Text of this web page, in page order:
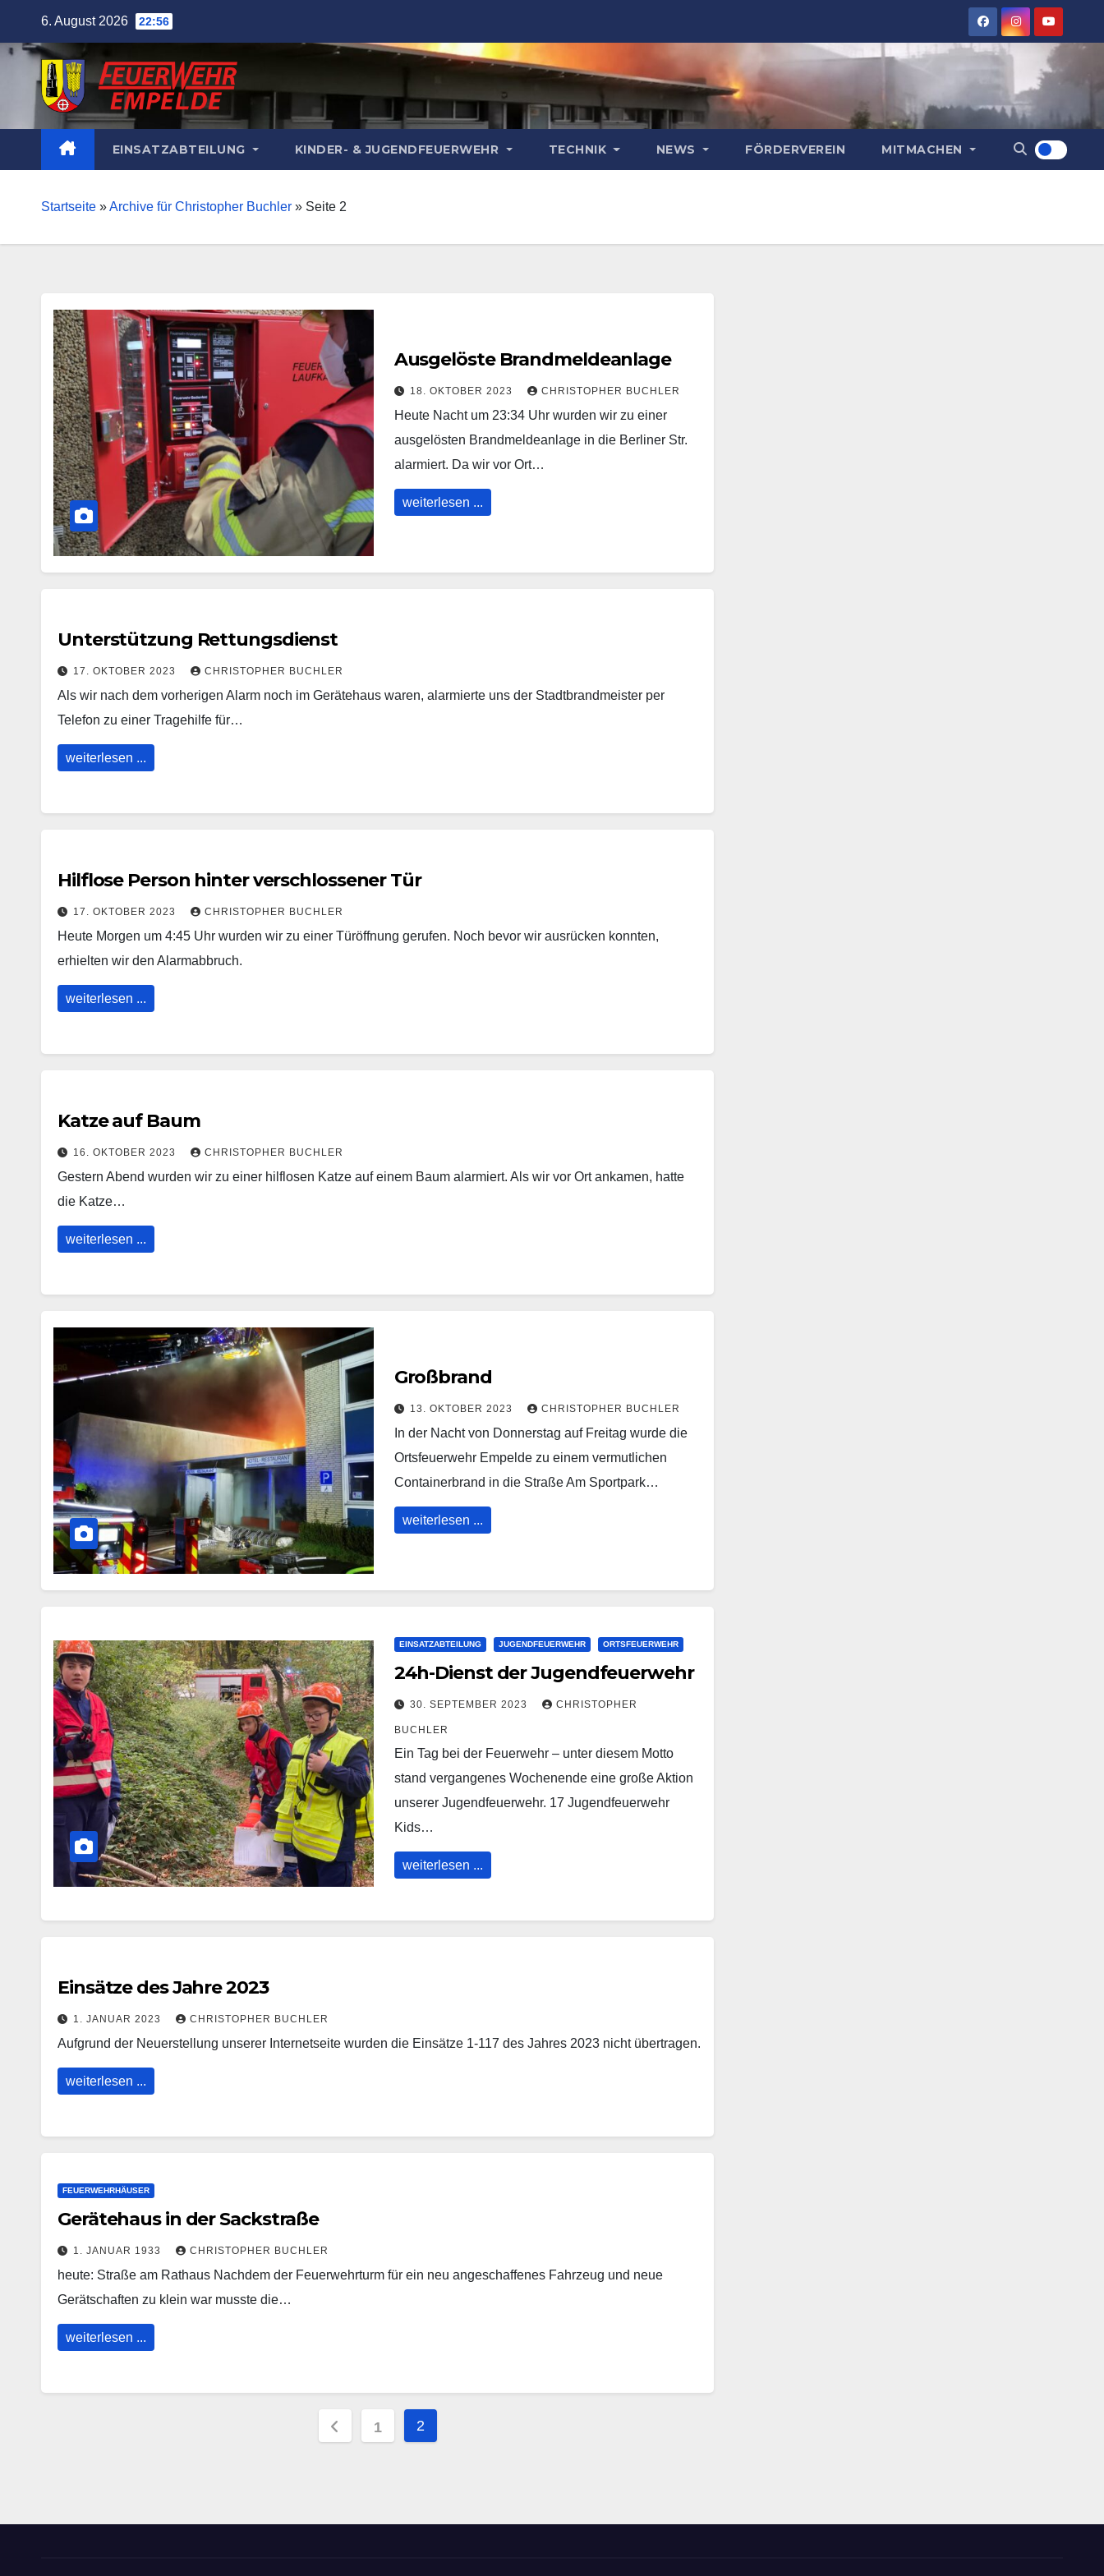
content
6. August 2026 22:56
EINSATZABTEILUNG KINDER- & JUGENDFEUERWEHR TECHNIK NEWS FÖRDERVEREIN MITMACHEN
Startseite »Archive für Christopher Buchler » Seite 2
Ausgelöste Brandmeldeanlage
18. OKTOBER 2023 CHRISTOPHER BUCHLER
Heute Nacht um 23:34 Uhr wurden wir zu einer
ausgelösten Brandmeldeanlage in die Berliner Str.
alarmiert. Da wir vor Ort…
weiterlesen ...
Unterstützung Rettungsdienst
17. OKTOBER 2023 CHRISTOPHER BUCHLER
Als wir nach dem vorherigen Alarm noch im Gerätehaus waren, alarmierte uns der Stadtbrandmeister per
Telefon zu einer Tragehilfe für…
weiterlesen ...
Hilflose Person hinter verschlossener Tür
17. OKTOBER 2023 CHRISTOPHER BUCHLER
Heute Morgen um 4:45 Uhr wurden wir zu einer Türöffnung gerufen. Noch bevor wir ausrücken konnten,
erhielten wir den Alarmabbruch.
weiterlesen ...
Katze auf Baum
16. OKTOBER 2023 CHRISTOPHER BUCHLER
Gestern Abend wurden wir zu einer hilflosen Katze auf einem Baum alarmiert. Als wir vor Ort ankamen, hatte
die Katze…
weiterlesen ...
Großbrand
13. OKTOBER 2023 CHRISTOPHER BUCHLER
In der Nacht von Donnerstag auf Freitag wurde die
Ortsfeuerwehr Empelde zu einem vermutlichen
Containerbrand in die Straße Am Sportpark…
weiterlesen ...
EINSATZABTEILUNG JUGENDFEUERWEHR ORTSFEUERWEHR
24h-Dienst der Jugendfeuerwehr
30. SEPTEMBER 2023 CHRISTOPHER
BUCHLER
Ein Tag bei der Feuerwehr – unter diesem Motto
stand vergangenes Wochenende eine große Aktion
unserer Jugendfeuerwehr. 17 Jugendfeuerwehr
Kids…
weiterlesen ...
Einsätze des Jahre 2023
1. JANUAR 2023 CHRISTOPHER BUCHLER
Aufgrund der Neuerstellung unserer Internetseite wurden die Einsätze 1-117 des Jahres 2023 nicht übertragen.
weiterlesen ...
FEUERWEHRHÄUSER
Gerätehaus in der Sackstraße
1. JANUAR 1933 CHRISTOPHER BUCHLER
heute: Straße am Rathaus Nachdem der Feuerwehrturm für ein neu angeschaffenes Fahrzeug und neue
Gerätschaften zu klein war musste die…
weiterlesen ...
Seitennummerierung
1 2